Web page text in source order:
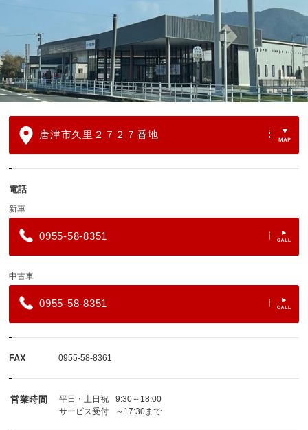
唐津市久里２７２７番地
電話
新車
0955-58-8351
中古車
0955-58-8351
FAX 0955-58-8361
営業時間 平日・土日祝
9:30～18:00
サービス受付
～17:30まで